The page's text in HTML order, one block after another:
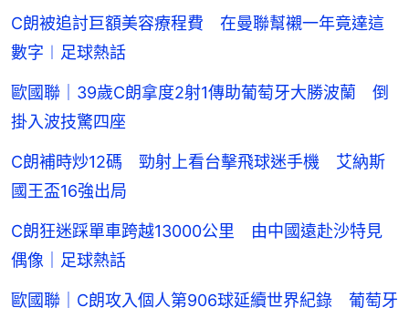
C朗被追討巨額美容療程費 在曼聯幫襯一年竟達這
數字︱足球熱話
歐國聯｜39歲C朗拿度2射1傳助葡萄牙大勝波蘭 倒
掛入波技驚四座
C朗補時炒12碼 勁射上看台擊飛球迷手機 艾納斯
國王盃16強出局
C朗狂迷踩單車跨越13000公里 由中國遠赴沙特見
偶像｜足球熱話
歐國聯｜C朗攻入個人第906球延續世界紀錄 葡萄牙